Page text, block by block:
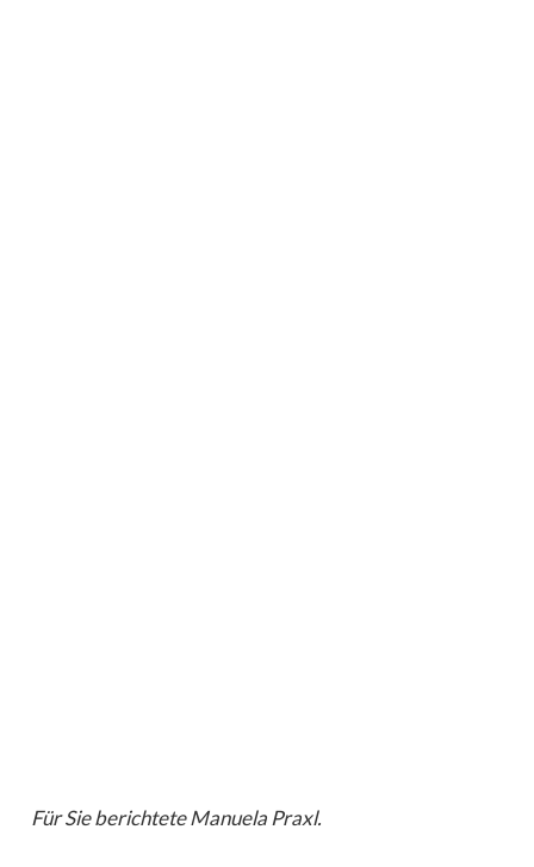
Für Sie berichtete Manuela Praxl.